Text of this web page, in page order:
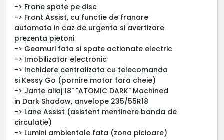
-> Frane spate pe disc
-> Front Assist, cu functie de franare
automata in caz de urgenta si avertizare
prezenta pietoni
-> Geamuri fata si spate actionate electric
-> Imobilizator electronic
-> Inchidere centralizata cu telecomanda
si Kessy Go (pornire motor fara cheie)
-> Jante aliaj 18" "ATOMIC DARK" Machined
in Dark Shadow, anvelope 235/55R18
-> Lane Assist (asistent mentinere banda de
circulatie)
-> Lumini ambientale fata (zona picioare)